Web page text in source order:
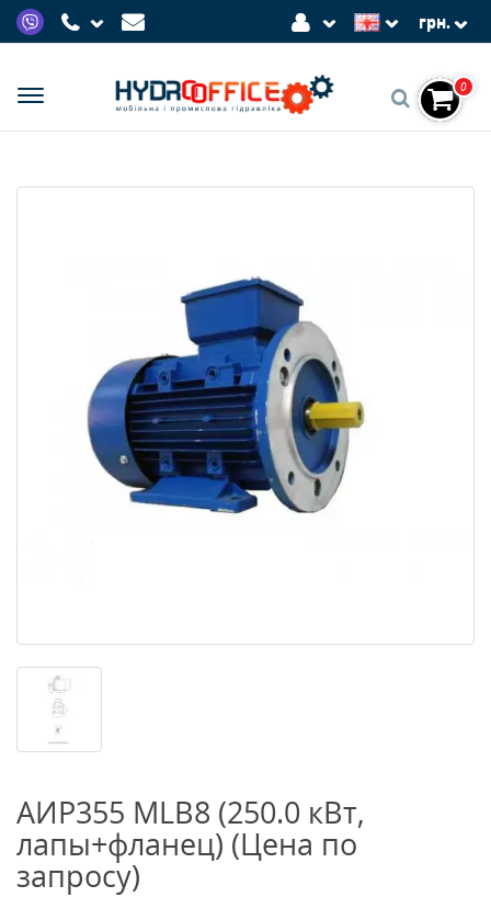
грн.
0
АИР355 МLВ8 (250.0 кВт,
лапы+фланец) (Цена по
запросу)